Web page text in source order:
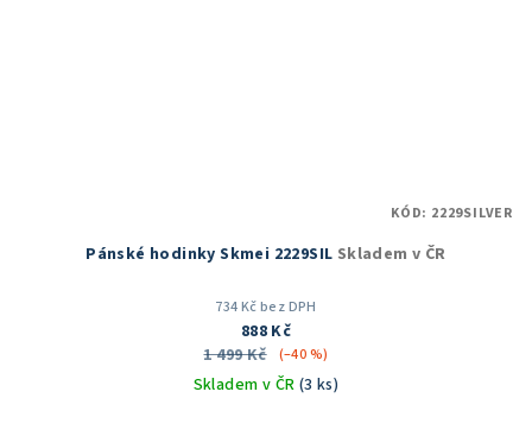
Pánské hodinky Skmei 2229SIL Skladem v ČR
734 Kč bez DPH
888 Kč
1 499 Kč
(–40 %)
Skladem v ČR (3 ks)
KÓD: 2229SILVER